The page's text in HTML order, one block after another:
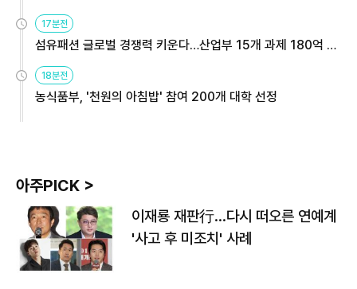
17분전
섬유패션 글로벌 경쟁력 키운다…산업부 15개 과제 180억 지
18분전
농식품부, '천원의 아침밥' 참여 200개 대학 선정
아주PICK >
이재룡 재판行…다시 떠오른 연예계
'사고 후 미조치' 사례